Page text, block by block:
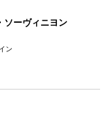
ソーヴィニヨン
ン